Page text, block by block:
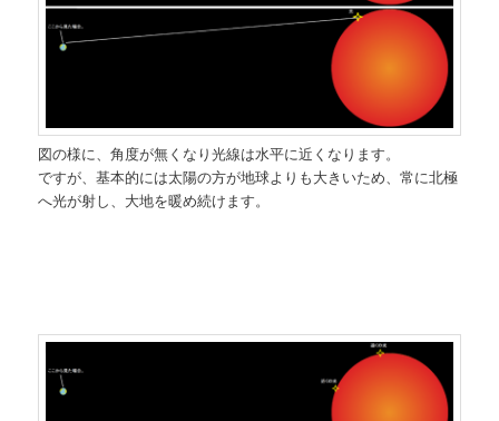
図の様に、角度が無くなり光線は水平に近くなります。
ですが、基本的には太陽の方が地球よりも大きいため、常に北極
へ光が射し、大地を暖め続けます。